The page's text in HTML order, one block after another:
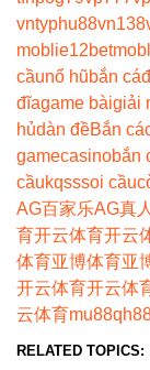
vntyphu88vn138
moblie
cầunổ hũbắn cá
đĩagame bàigiải
hủdàn đềBắn cá
gamecasinobắn
cầukqsssoi cầu
AG百家乐AG真
育开云体育开云
体育亚博体育亚
开云体育开云体
云体育mu88
RELATED TOPICS: